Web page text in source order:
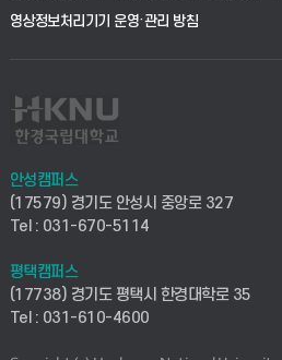
영상정보처리기기 운영·관리 방침
안성캠퍼스
(17579) 경기도 안성시 중앙로 327
Tel : 031-670-5114
평택캠퍼스
(17738) 경기도 평택시 한경대학로 35
Tel : 031-610-4600